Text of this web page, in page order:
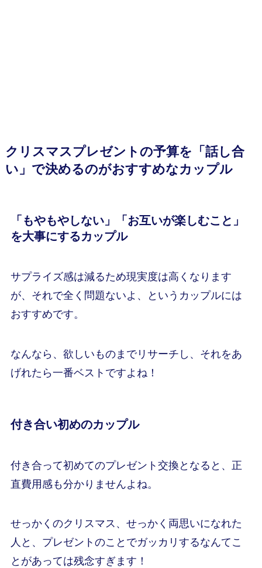
クリスマスプレゼントの予算を「話し合
い」で決めるのがおすすめなカップル
「もやもやしない」「お互いが楽しむこと」
を大事にするカップル
サプライズ感は減るため現実度は高くなります
が、それで全く問題ないよ、というカップルには
おすすめです。
なんなら、欲しいものまでリサーチし、それをあ
げれたら一番ベストですよね！
付き合い初めのカップル
付き合って初めてのプレゼント交換となると、正
直費用感も分かりませんよね。
せっかくのクリスマス、せっかく両思いになれた
人と、プレゼントのことでガッカリするなんてこ
とがあっては残念すぎます！